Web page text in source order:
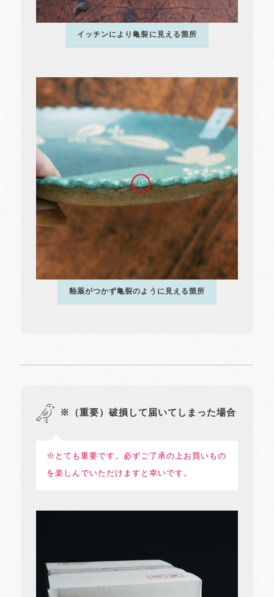
イッチンにより亀裂に見える箇所
釉薬がつかず亀裂のように見える箇所
※（重要）破損して届いてしまった場合
※とても重要です。必ずご了承の上お買いもの
を楽しんでいただけますと幸いです。